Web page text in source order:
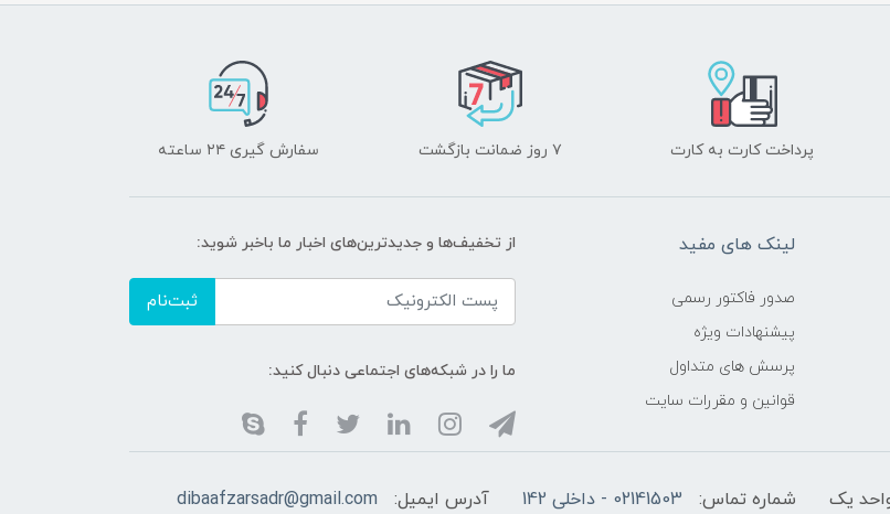
پرداخت کارت به کارت ۷ روز ضمانت بازگشت سفارش گیری ۲۴ ساعته
لینک های مفید
صدور فاکتور رسمی
پیشنهادات ویژه
پرسش های متداول
قوانین و مقررات سایت
از تخفیف‌ها و جدیدترین‌های اخبار ما باخبر شوید:
ثبت‌نام
ما را در شبکه‌های اجتماعی دنبال کنید:
شماره تماس: 02141503 - داخلی 142 آدرس ایمیل: dibaafzarsadr@gmail.com